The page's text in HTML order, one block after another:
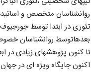
روانشناسان متخصص و
تئوری در ابتدا توسط
بعدهاتوسط روانشناسان
تا کنون پژوهشهای زیادی در
اکنون جایگاه ویژه ای در